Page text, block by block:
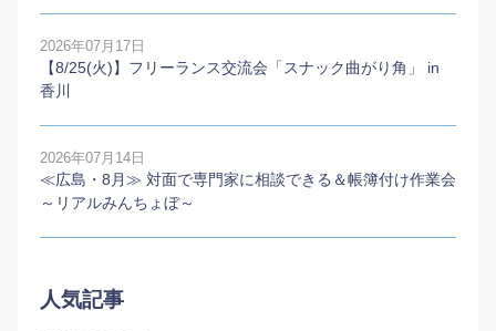
2026年07月17日
【8/25(火)】フリーランス交流会「スナック曲がり角」 in
香川
2026年07月14日
≪広島・8月≫ 対面で専門家に相談できる＆帳簿付け作業会
～リアルみんちょぼ～
人気記事